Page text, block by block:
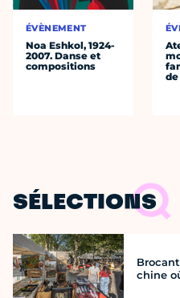
ÉVÈNEMENT
Noa Eshkol, 1924-
2007. Danse et
compositions
SÉLECTIONS
chine